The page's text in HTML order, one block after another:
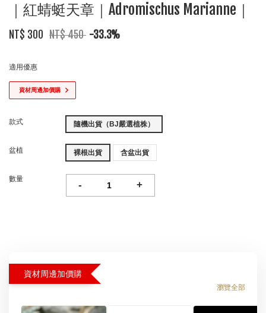
｜紅蜻蜓天章｜Adromischus Marianne｜
NT$ 300 NT$ 450 -33.3%
適用優惠
資材周邊加價購
款式 隨機出貨（BJ嚴選植株）
盆植 裸根出貨 含盆出貨
數量
- +
資材周邊加價購
瀏覽全部